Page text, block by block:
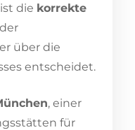
die korrekte
der
über die
entscheidet.
, einer
für